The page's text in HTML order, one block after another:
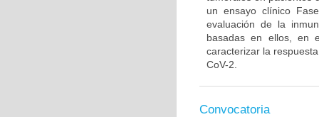
un ensayo clínico
evaluación de la
basadas en ellos, en
caracterizar la
CoV-2.
Convocatoria